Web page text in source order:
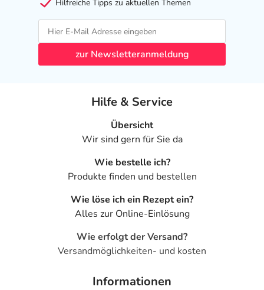
Hilfreiche Tipps zu aktuellen Themen
zur Newsletteranmeldung
Hilfe & Service
Übersicht
Wir sind gern für Sie da
Wie bestelle ich?
Produkte finden und bestellen
Wie löse ich ein Rezept ein?
Alles zur Online-Einlösung
Wie erfolgt der Versand?
Versandmöglichkeiten- und kosten
Informationen